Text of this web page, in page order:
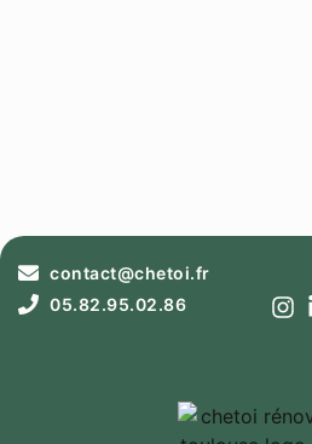
contact@chetoi.fr
05.82.95.02.86